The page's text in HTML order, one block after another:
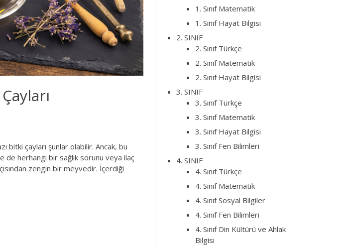
bitki çayları şunlar olabilir. Ancak, bu
de herhangi bir sağlık sorunu veya ilaç
zengin bir meyvedir. İçerdiği
1. Sınıf Matematik
1. Sınıf Hayat Bilgisi
2. SINIF
2. Sınıf Türkçe
2. Sınıf Matematik
2. Sınıf Hayat Bilgisi
3. SINIF
3. Sınıf Türkçe
3. Sınıf Matematik
3. Sınıf Hayat Bilgisi
3. Sınıf Fen Bilimleri
4. SINIF
4. Sınıf Türkçe
4. Sınıf Matematik
4. Sınıf Sosyal Bilgiler
4. Sınıf Fen Bilimleri
4. Sınıf Din Kültürü ve Ahlak
Bilgisi